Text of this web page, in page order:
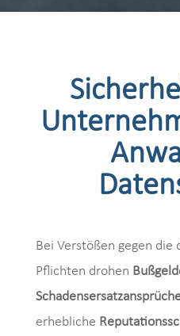
Bei Verstößen gegen
Pflichten drohen
erhebliche